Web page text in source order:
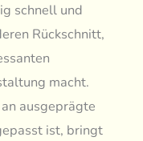
schnell und
Rückschnitt,
macht.
ausgeprägte
ist, bringt